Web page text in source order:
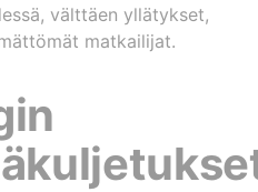
välttäen yllätykset,
matkailijat.